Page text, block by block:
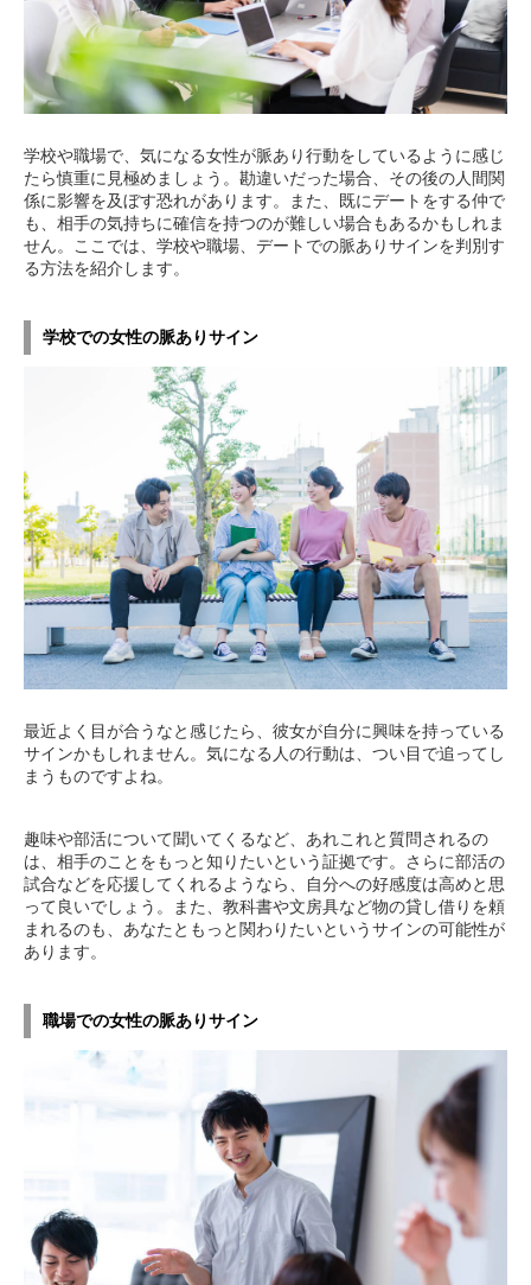
学校や職場で、気になる女性が脈あり行動をしているように感じ
たら慎重に見極めましょう。勘違いだった場合、その後の人間関
係に影響を及ぼす恐れがあります。また、既にデートをする仲で
も、相手の気持ちに確信を持つのが難しい場合もあるかもしれま
せん。ここでは、学校や職場、デートでの脈ありサインを判別す
る方法を紹介します。
学校での女性の脈ありサイン
最近よく目が合うなと感じたら、彼女が自分に興味を持っている
サインかもしれません。気になる人の行動は、つい目で追ってし
まうものですよね。
趣味や部活について聞いてくるなど、あれこれと質問されるの
は、相手のことをもっと知りたいという証拠です。さらに部活の
試合などを応援してくれるようなら、自分への好感度は高めと思
って良いでしょう。また、教科書や文房具など物の貸し借りを頼
まれるのも、あなたともっと関わりたいというサインの可能性が
あります。
職場での女性の脈ありサイン